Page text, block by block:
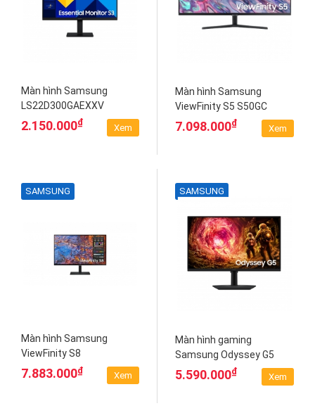
Màn hình Samsung
LS22D300GAEXXV
2.150.000₫
Xem
Màn hình Samsung
ViewFinity S5 S50GC
LS34C500GAEXXV
7.098.000₫
Xem
SAMSUNG
Màn hình Samsung
ViewFinity S8
LS27B800PXEXXV
7.883.000₫
Xem
SAMSUNG
Màn hình gaming
Samsung Odyssey G5
G50F LS27FG502EEXXV
5.590.000₫
Xem